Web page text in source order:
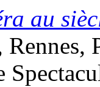
au
Rennes,